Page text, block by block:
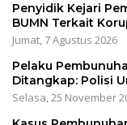
Penyidik Kejari
BUMN Terkait
Jumat, 7 Agustus 2026
Pelaku
Ditangkap: Polisi
Selasa, 25 November